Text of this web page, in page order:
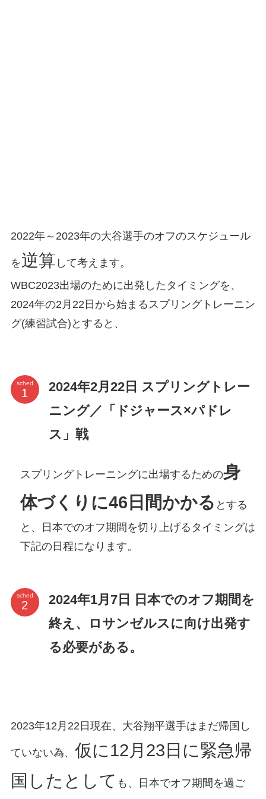
2022年～2023年の大谷選手のオフのスケジュール
を逆算 して考えます。
WBC2023出場のために出発したタイミングを、
2024年の2月22日から始まるスプリングトレーニン
グ(練習試合)とすると、
sched
2024年2月22日 スプリングトレー
ニング／「ドジャース×パドレ
ス」戦
スプリングトレーニングに出場するための身
体づくりに46日間かかる とする
と、日本でのオフ期間を切り上げるタイミングは
下記の日程になります。
sched
2024年1月7日 日本でのオフ期間を
終え、ロサンゼルスに向け出発す
る必要がある。
2023年12月22日現在、大谷翔平選手はまだ帰国し
ていない為、 仮に12月23日に緊急帰
国したとして も、日本でオフ期間を過ご